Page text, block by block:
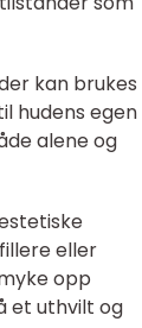
kan brukes
hudens egen
alene og
eller
opp
et uthvilt og